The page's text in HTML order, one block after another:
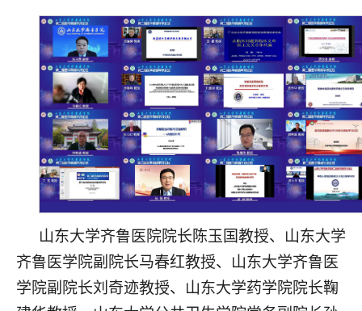
山东大学齐鲁医院院长陈玉国教授、山东大学
齐鲁医学院副院长马春红教授、山东大学齐鲁医
学院副院长刘奇迹教授、山东大学药学院院长鞠